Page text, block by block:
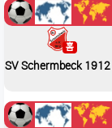
홈
SV Schermbeck 1912